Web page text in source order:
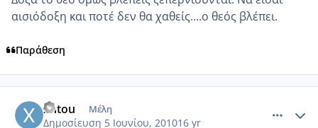
αισιόδοξη και ποτέ δεν θα χαθείς....ο θεός βλέπει.
Παράθεση
xntou Μέλη
Δημοσίευση 5 Ιουνίου, 201016 yr